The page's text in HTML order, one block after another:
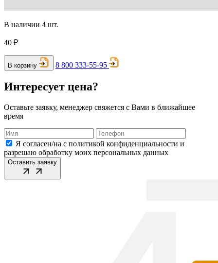
В наличии 4 шт.
40 ₽
В корзину 8 800 333-55-95
Интересует цена?
Оставьте заявку, менеджер свяжется с Вами в ближайшее
время
Я согласен/на с политикой конфиденциальности и
разрешаю обработку моих персональных данных
Оставить заявку